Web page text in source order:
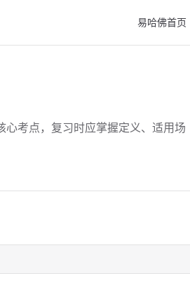
易哈佛首页
考点，复习时应掌握定义、适用场